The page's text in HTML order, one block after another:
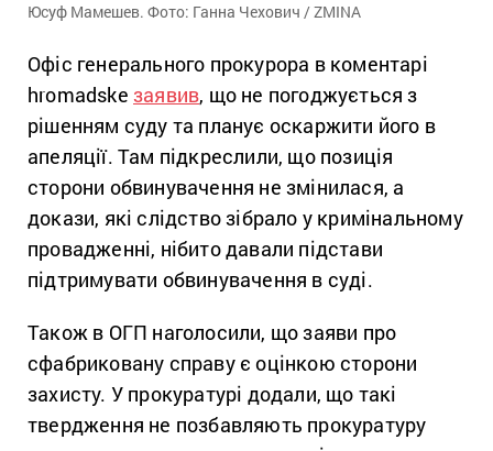
Юсуф Мамешев. Фото: Ганна Чехович / ZMINA
Офіс генерального прокурора в коментарі
hromadske заявив, що не погоджується з
рішенням суду та планує оскаржити його в
апеляції. Там підкреслили, що позиція
сторони обвинувачення не змінилася, а
докази, які слідство зібрало у кримінальному
провадженні, нібито давали підстави
підтримувати обвинувачення в суді.
Також в ОГП наголосили, що заяви про
сфабриковану справу є оцінкою сторони
захисту. У прокуратурі додали, що такі
твердження не позбавляють прокуратуру